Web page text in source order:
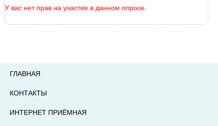
У вас нет прав на участие в данном опросе.
ГЛАВНАЯ
КОНТАКТЫ
ИНТЕРНЕТ ПРИЁМНАЯ